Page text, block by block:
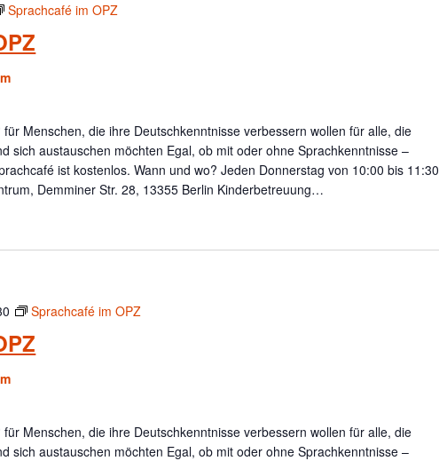
Sprachcafé im OPZ
Menschen, die ihre Deutschkenntnisse verbessern wollen für alle, die
sich austauschen möchten Egal, ob mit oder ohne Sprachkenntnisse –
ist kostenlos. Wann und wo? Jeden Donnerstag von 10:00 bis 11:30
Demminer Str. 28, 13355 Berlin Kinderbetreuung…
Sprachcafé im OPZ
Menschen, die ihre Deutschkenntnisse verbessern wollen für alle, die
sich austauschen möchten Egal, ob mit oder ohne Sprachkenntnisse –